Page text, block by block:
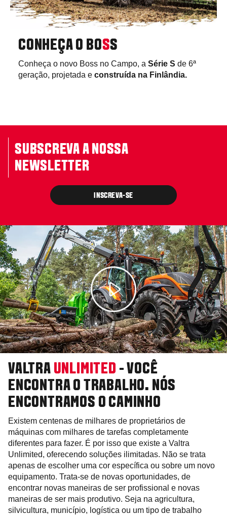
CONHEÇA O BOSS
Conheça o novo Boss no Campo, a Série S de 6ª
geração, projetada e construída na Finlândia.
SUBSCREVA A NOSSA
NEWSLETTER
INSCREVA-SE
VALTRA UNLIMITED - VOCÊ
ENCONTRA O TRABALHO. NÓS
ENCONTRAMOS O CAMINHO
Existem centenas de milhares de proprietários de
máquinas com milhares de tarefas completamente
diferentes para fazer. É por isso que existe a Valtra
Unlimited, oferecendo soluções ilimitadas. Não se trata
apenas de escolher uma cor específica ou sobre um novo
equipamento. Trata-se de novas oportunidades, de
encontrar novas maneiras de ser profissional e novas
maneiras de ser mais produtivo. Seja na agricultura,
silvicultura, município, logística ou um tipo de trabalho